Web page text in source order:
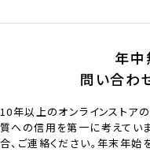
年中
問い合わ
10年以上のオンラインストア
質への信用を第一に考えてい
合、ご連絡ください。年末年始